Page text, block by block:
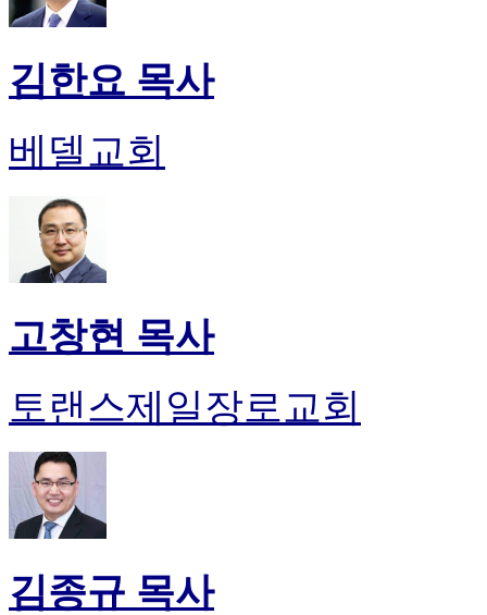
김한요 목사
베델교회
고창현 목사
토랜스제일장로교회
김종규 목사